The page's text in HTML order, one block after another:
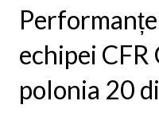
echipei
polonia 20